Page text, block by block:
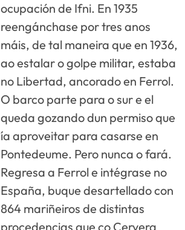
ocupación de Ifni. En 1935
reengánchase por tres anos
máis, de tal maneira que en 1936,
ao estalar o golpe militar, estaba
no Libertad, ancorado en Ferrol.
O barco parte para o sur e el
queda gozando dun permiso que
ía aproveitar para casarse en
Pontedeume. Pero nunca o fará.
Regresa a Ferrol e intégrase no
España, buque desartellado con
864 mariñeiros de distintas
procedencias que co Cervera